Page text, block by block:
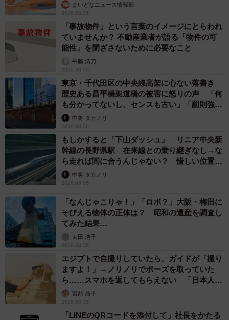
まいどなニュース情報部
2026.08.06
「事故物件」という言葉のイメージにとらわれ
ていませんか？ 不動産業者が語る「物件の可
能性」を閉ざさないために必要なこと
平藤 清刀
2026.08.06
東京・千代田区の中央線高架に心ない落書き
歴史ある昌平橋架道橋の被害に怒りの声 「何
も分かってないし、センスも古い」「罰則強化
して」中将 タカノリ
2026.08.06
もしかすると「下山ダッシュ」 リニア中央新
幹線の長野県駅 在来線との乗り継ぎなし→な
ら走れば間に合うんじゃない？ 惜しい位置関
係が反響
中将 タカノリ
2026.08.06
「なんじゃこりゃ！」「ロボ？」大阪・梅田に
そびえる物体の正体は？ 昭和の遺産を調査し
てみた結果…
太田 浩子
2026.08.06
エジプトで自撮りしていたら、ガイドが「撮り
ますよ！」→ノリノリでポーズを取っていた
ら……スマホを返してもらえない 「日本人は
カモ代表かも」「私は6時間で3万円払った」
宮前 晶子
2026.08.06
「LINEのQRコードを添付して」社長をかたる